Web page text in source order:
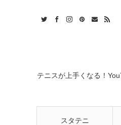
テニスが上手くなる！
スタテニ